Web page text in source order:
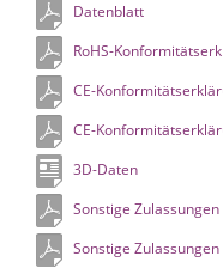
Datenblatt
RoHS-
CE-
CE-
3D-Daten
Sonstige
Sonstige